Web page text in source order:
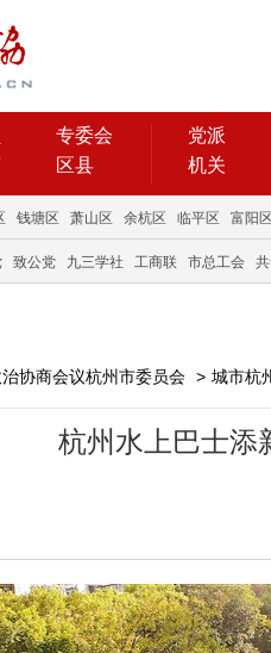
专委会
区县
党派
机关
钱塘区 萧山区 余杭区 临平区 富阳
致公党 九三学社 工商联 市总工会
协商会议杭州市委员会 > 城市杭
杭州水上巴士添